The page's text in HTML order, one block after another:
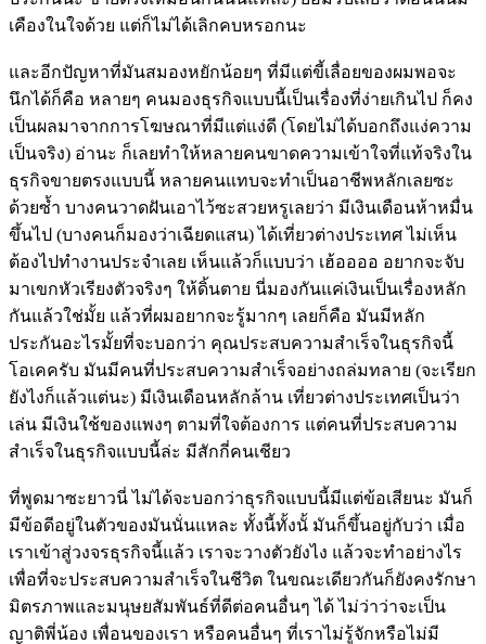
เคืองในใจด้วย แต่ก็ไม่ได้เลิกคบหรอกนะ
และอีกปัญหาที่มันสมองหยักน้อยๆ ที่มีแต่ขี้เลื่อยของผมพอจะ
นึกได้ก็คือ หลายๆ คนมองธุรกิจแบบนี้เป็นเรื่องที่ง่ายเกินไป ก็คง
เป็นผลมาจากการโฆษณาที่มีแต่แง่ดี (โดยไม่ได้บอกถึงแง่ความ
เป็นจริง) อ่านะ ก็เลยทำให้หลายคนขาดความเข้าใจที่แท้จริงใน
ธุรกิจขายตรงแบบนี้ หลายคนแทบจะทำเป็นอาชีพหลักเลยซะ
ด้วยซ้ำ บางคนวาดฝันเอาไว้ซะสวยหรูเลยว่า มีเงินเดือนห้าหมื่น
ขึ้นไป (บางคนก็มองว่าเฉียดแสน) ได้เที่ยวต่างประเทศ ไม่เห็น
ต้องไปทำงานประจำเลย เห็นแล้วก็แบบว่า เฮ้ออออ อยากจะจับ
มาเขกหัวเรียงตัวจริงๆ ให้ดิ้นตาย นี่มองกันแค่เงินเป็นเรื่องหลัก
กันแล้วใช่มั้ย แล้วที่ผมอยากจะรู้มากๆ เลยก็คือ มันมีหลัก
ประกันอะไรมั้ยที่จะบอกว่า คุณประสบความสำเร็จในธุรกิจนี้
โอเคครับ มันมีคนที่ประสบความสำเร็จอย่างถล่มทลาย (จะเรียก
ยังไงก็แล้วแต่นะ) มีเงินเดือนหลักล้าน เที่ยวต่างประเทศเป็นว่า
เล่น มีเงินใช้ของแพงๆ ตามที่ใจต้องการ แต่คนที่ประสบความ
สำเร็จในธุรกิจแบบนี้ล่ะ มีสักกี่คนเชียว
ที่พูดมาซะยาวนี่ ไม่ได้จะบอกว่าธุรกิจแบบนี้มีแต่ข้อเสียนะ มันก็
มีข้อดีอยู่ในตัวของมันนั่นแหละ ทั้งนี้ทั้งนั้ มันก็ขึ้นอยู่กับว่า เมื่อ
เราเข้าสู่วงจรธุรกิจนี้แล้ว เราจะวางตัวยังไง แล้วจะทำอย่างไร
เพื่อที่จะประสบความสำเร็จในชีวิต ในขณะเดียวกันก็ยังคงรักษา
มิตรภาพและมนุษยสัมพันธ์ที่ดีต่อคนอื่นๆ ได้ ไม่ว่าว่าจะเป็น
ญาติพี่น้อง เพื่อนของเรา หรือคนอื่นๆ ที่เราไม่รู้จักหรือไม่มี